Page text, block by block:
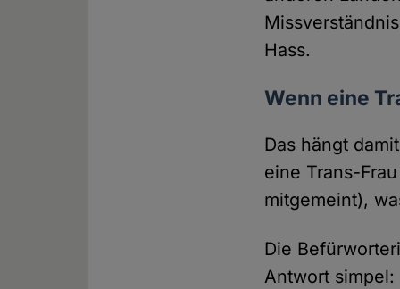
Hass.
Wenn eine
Das hängt
eine Trans-
mitgemeint),
Die
Antwort